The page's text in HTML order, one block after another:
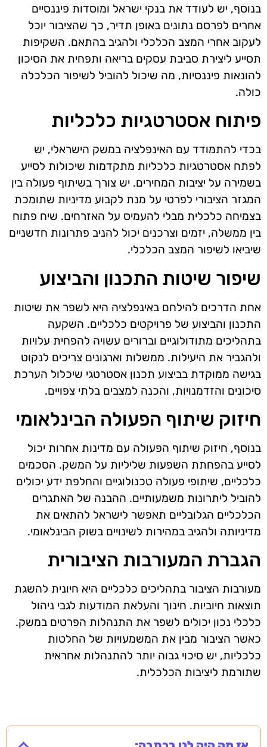
בנוסף, יש לעודד את בנקי ישראל ומוסדות פיננסיים
אחרים לפרסם נתונים באופן תדיר, כך שהציבור יוכל
לעקוב אחרי המצב הכלכלי ולהגיב בהתאם. השקיפות
תסייע ליצירת סביבת עסקים בריאה ותפחית את הסיכון
להונאות פיננסיות, מה שיכול להוביל לשיפור הכלכלה
כולה.
פיתוח אסטרטגיות כלכליות
בכדי להתמודד עם האינפלציה במשק הישראלי, יש
לפתח אסטרטגיות כלכליות מתקדמות שיכולות לסייע
בשמירה על יציבות המחירים. יש צורך בשיתוף פעולה בין
המגזר הציבורי לפרטי על מנת לקבוע מדיניות שתומכת
בצמיחה כלכלית מבלי להעמיס על האזרחים. שיח פתוח
בין ממשלה, יזמים וצרכנים יכול להניב פתרונות חדשניים
שיביאו לשיפור המצב הכלכלי.
שיפור שיטות התכנון והביצוע
אחת הדרכים להילחם באינפלציה היא לשפר את שיטות
התכנון והביצוע של פרויקטים כלכליים. השקעה
בתהליכים מתודולוגיים וברורים עשויה להפחית עלויות
ולהגביר את היעילות. ממשלות וארגונים צריכים לנקוט
בגישה ממוקדת בביצוע תכנון אסטרטגי שיכלול הערכת
סיכונים והזדמנויות, והכנה למצבים בלתי צפויים.
חיזוק שיתוף הפעולה הבינלאומי
בנוסף, חיזוק שיתוף הפעולה עם מדינות אחרות יכול
לסייע בהפחתת השפעות שליליות על המשק. הסכמים
כלכליים, שיתופי פעולה טכנולוגיים והחלפת ידע יכולים
להוביל ליתרונות משמעותיים. ההבנה של האתגרים
הכלכליים הגלובליים תאפשר לישראל להתאים את
מדיניותה ולהגיב במהירות לשינויים בשוק הבינלאומי.
הגברת המעורבות הציבורית
מעורבות הציבור בתהליכים כלכליים היא חיונית להשגת
תוצאות חיוביות. חינוך והעלאת המודעות לגבי ניהול
כלכלי נכון יכולים לשפר את התנהלות הפרטים במשק.
כאשר הציבור מבין את המשמעויות של החלטות
כלכליות, יש סיכוי גבוה יותר להתנהלות אחראית
שתורמת ליציבות הכלכלית.